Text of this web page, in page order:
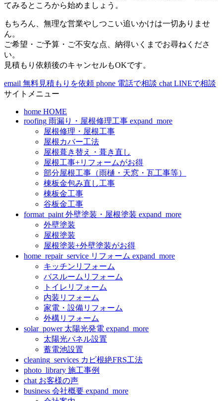
てみるところから始めましょう。
もちろん、無理な営業やしつこい追いかけは一切ありませ
ん。
ご希望・ご予算・ご不安な点、納得いくまでお尋ねくださ
い。
見積もり依頼後のキャンセルもOKです。
email 無料見積もりを依頼 phone 電話で相談 chat LINEで相談
サイトメニュー
home HOME
roofing 雨漏り・屋根修理工事 expand_more
屋根修理・屋根工事
屋根カバー工法
屋根葺き替え・葺き直し
屋根工事+リフォームがお得
部分屋根工事（雨樋・天窓・瓦工事等）
棟板金包み直し工事
棟板金工事
谷板金工事
format_paint 外壁塗装・屋根塗装 expand_more
外壁塗装
屋根塗装
屋根塗装+外壁塗装がお得
home_repair_service リフォーム expand_more
キッチンリフォーム
バスルームリフォーム
トイレリフォーム
内装リフォーム
家電・設備リフォーム
外構リフォーム
solar_power 太陽光発電 expand_more
太陽光パネル設置
蓄電池設置
cleaning_services カビ根絶FRS工法
photo_library 施工事例
chat お客様の声
business 会社概要 expand_more